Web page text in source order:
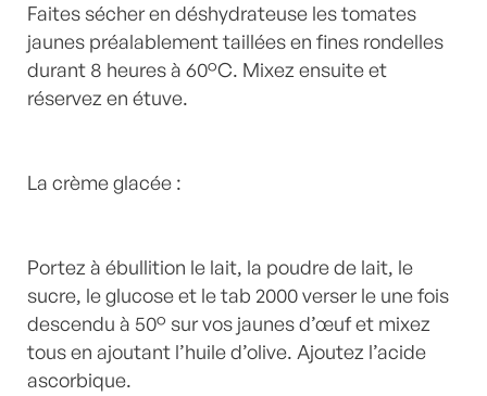
Faites sécher en déshydrateuse les tomates
jaunes préalablement taillées en fines rondelles
durant 8 heures à 60°C. Mixez ensuite et
réservez en étuve.
La crème glacée :
Portez à ébullition le lait, la poudre de lait, le
sucre, le glucose et le tab 2000 verser le une fois
descendu à 50° sur vos jaunes d’œuf et mixez
tous en ajoutant l’huile d’olive. Ajoutez l’acide
ascorbique.